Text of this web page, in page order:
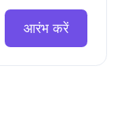
आरंभ करें